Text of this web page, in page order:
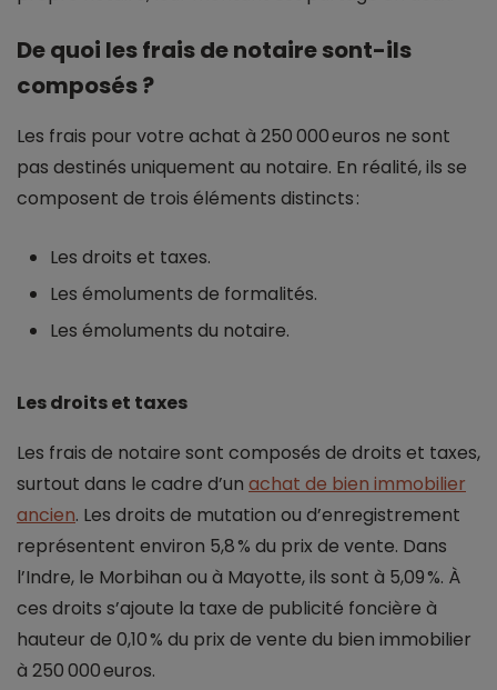
De quoi les frais de notaire sont-ils
composés ?
Les frais pour votre achat à 250 000 euros ne sont
pas destinés uniquement au notaire. En réalité, ils se
composent de trois éléments distincts :
Les droits et taxes.
Les émoluments de formalités.
Les émoluments du notaire.
Les droits et taxes
Les frais de notaire sont composés de droits et taxes,
surtout dans le cadre d’un achat de bien immobilier
ancien. Les droits de mutation ou d’enregistrement
représentent environ 5,8 % du prix de vente. Dans
l’Indre, le Morbihan ou à Mayotte, ils sont à 5,09 %. À
ces droits s’ajoute la taxe de publicité foncière à
hauteur de 0,10 % du prix de vente du bien immobilier
à 250 000 euros.